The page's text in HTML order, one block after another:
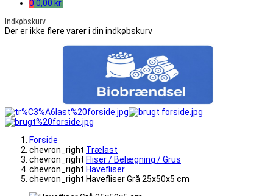
0 0,00 kr.
Indkøbskurv
Der er ikke flere varer i din indkøbskurv
Forside
chevron_right Trælast
chevron_right Fliser / Belægning / Grus
chevron_right Havefliser
chevron_right Havefliser Grå 25x50x5 cm